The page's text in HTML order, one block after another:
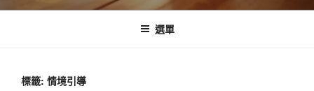
選單
標籤: 情境引導